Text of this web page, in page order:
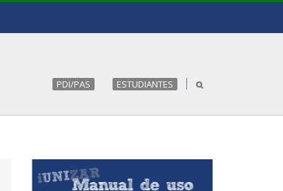
PDI/PAS ESTUDIANTES